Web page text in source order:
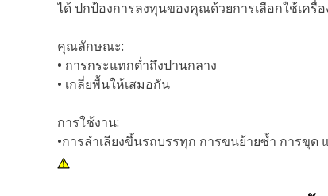
ได้ ปกป้องการลงทุนของคุณด้วยการเลือกใช้เครื่
คุณลักษณะ:
• การกระแทกต่ำถึงปานกลาง
• เกลี่ยพื้นให้เสมอกัน
การใช้งาน:
•การลำเลียงขึ้นรถบรรทุก การขนย้ายซ้ำ การขุด